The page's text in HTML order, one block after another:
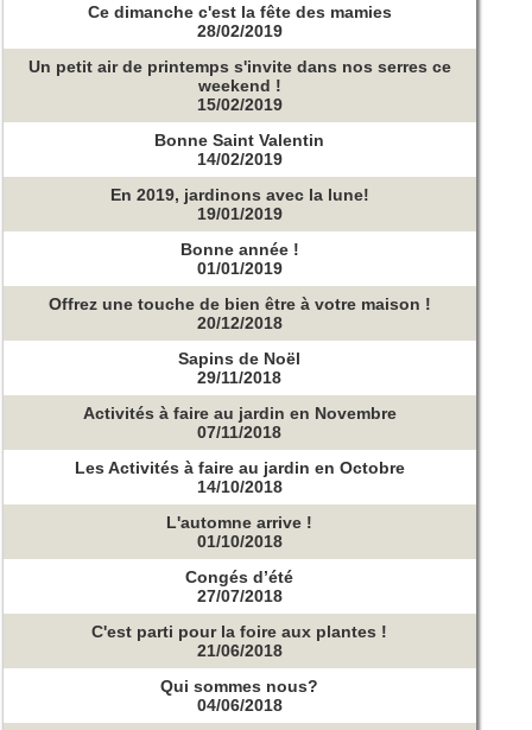
Ce dimanche c'est la fête des mamies
28/02/2019
Un petit air de printemps s'invite dans nos serres ce
weekend !
15/02/2019
Bonne Saint Valentin
14/02/2019
En 2019, jardinons avec la lune!
19/01/2019
Bonne année !
01/01/2019
Offrez une touche de bien être à votre maison !
20/12/2018
Sapins de Noël
29/11/2018
Activités à faire au jardin en Novembre
07/11/2018
Les Activités à faire au jardin en Octobre
14/10/2018
L'automne arrive !
01/10/2018
Congés d’été
27/07/2018
C'est parti pour la foire aux plantes !
21/06/2018
Qui sommes nous?
04/06/2018